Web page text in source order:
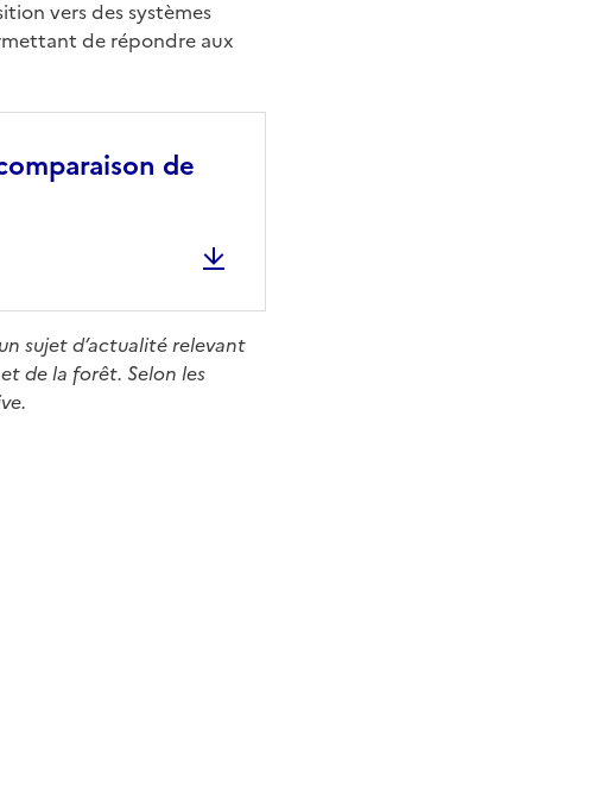
vers des systèmes
de répondre aux
de
sujet d’actualité relevant
de la forêt. Selon les